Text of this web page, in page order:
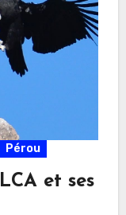
Pérou
et ses